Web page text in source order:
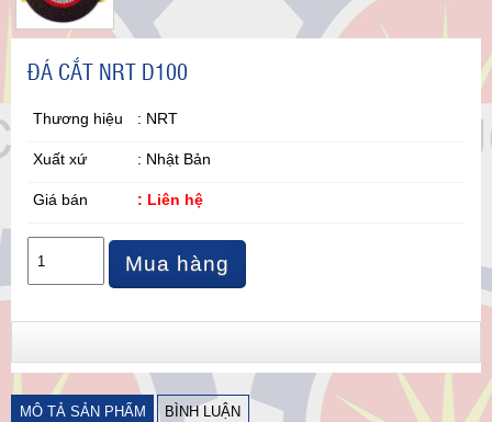
ĐÁ CẮT NRT D100
Thương hiệu : NRT
Xuất xứ : Nhật Bản
Giá bán : Liên hệ
Mua hàng
MÔ TẢ SẢN PHẨM BÌNH LUẬN